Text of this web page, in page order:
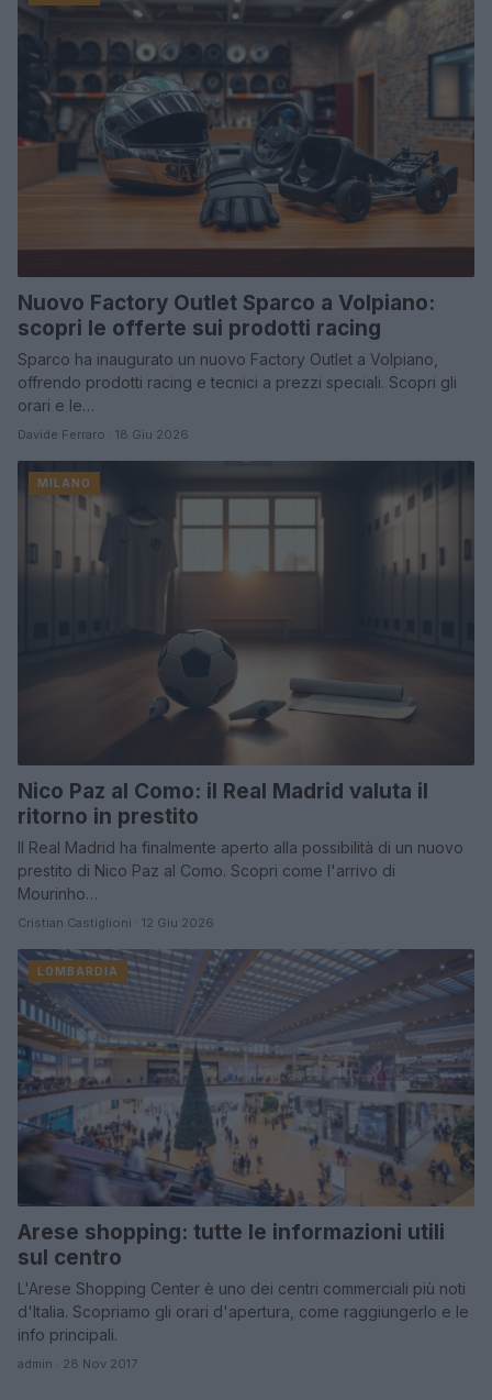
Nuovo Factory Outlet Sparco a Volpiano:
scopri le offerte sui prodotti racing
Sparco ha inaugurato un nuovo Factory Outlet a Volpiano,
offrendo prodotti racing e tecnici a prezzi speciali. Scopri gli
orari e le…
Davide Ferraro · 18 Giu 2026
MILANO
Nico Paz al Como: il Real Madrid valuta il
ritorno in prestito
Il Real Madrid ha finalmente aperto alla possibilità di un nuovo
prestito di Nico Paz al Como. Scopri come l'arrivo di
Mourinho…
Cristian Castiglioni · 12 Giu 2026
LOMBARDIA
Arese shopping: tutte le informazioni utili
sul centro
L'Arese Shopping Center è uno dei centri commerciali più noti
d'Italia. Scopriamo gli orari d'apertura, come raggiungerlo e le
info principali.
admin · 28 Nov 2017